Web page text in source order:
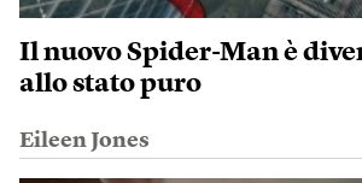
Il nuovo Spider-Man è
allo stato puro
Eileen Jones